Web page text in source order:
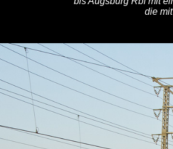
die